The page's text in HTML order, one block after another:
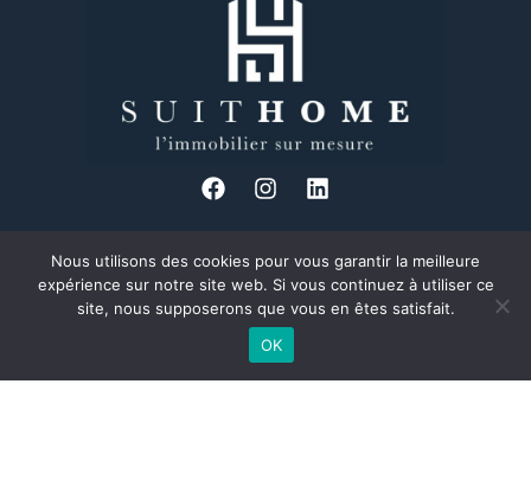
34 Bd des Brotteaux, 69006 Lyon
04 37 24 08 89
Formulaire de contact
Découvrez Suit Home, votre agence immobilière à taille humaine et
Nous utilisons des cookies pour vous garantir la meilleure
expérience sur notre site web. Si vous continuez à utiliser ce
site, nous supposerons que vous en êtes satisfait.
OK